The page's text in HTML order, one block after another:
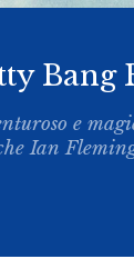
­Bang
e
Ian